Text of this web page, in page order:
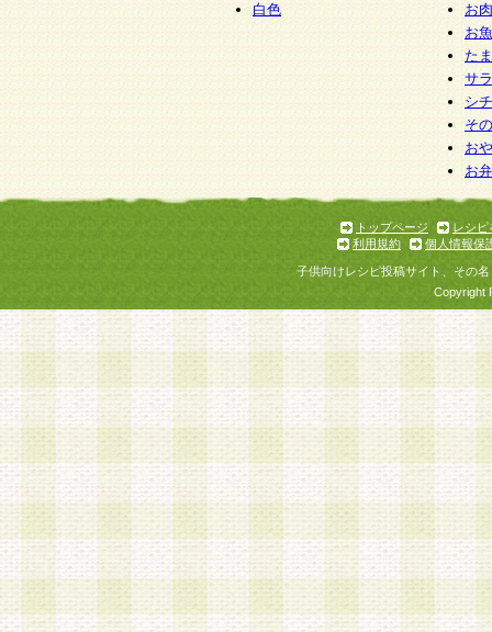
白色
お
お
た
サ
シ
そ
お
お
トップページ
レシピ
利用規約
個人情報保
子供向けレシピ投稿サイト、その
Copyright